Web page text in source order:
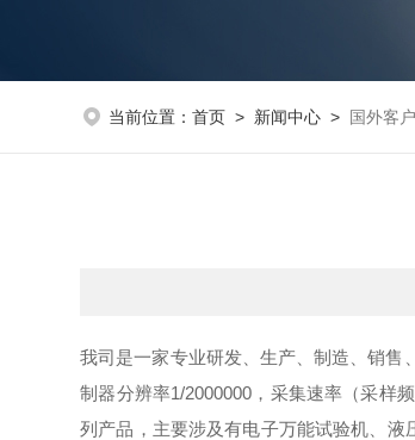
当前位置：首页 > 新闻中心 > 国外客
我司是一家专业研发、生产、制造、销售
制器分辨率1/2000000，采集速率（采样
列产品，主要涉及有电子万能试验机、